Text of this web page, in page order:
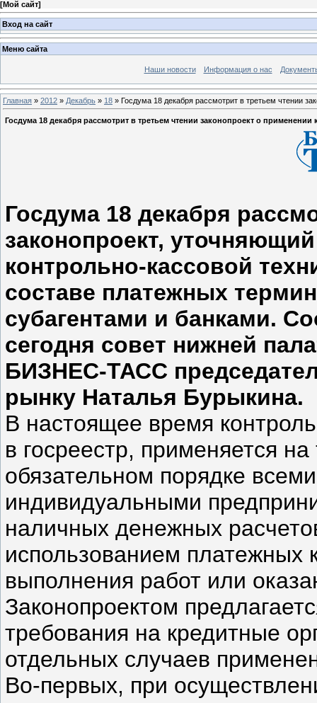
[Мой сайт]
Вход на сайт
Меню сайта
Наши новости Информация о нас
Главная » 2012 » Декабрь » 18 » Госдума 18 декабря рассмотрит в третьем чтении
Госдума 18 декабря рассмотрит в третьем чтении законопроект о
Госдума 18 декабря
законопроект,
контрольно-кассовой
составе платежных
субагентами и банками.
сегодня совет нижней
БИЗНЕС-ТАСС
рынку Наталья Бурыкина.
В настоящее время
в госреестр, применяется
обязательном порядке
индивидуальными
наличных денежных
использованием платежных
выполнения работ или
Законопроектом
требования на кредитные
отдельных случаев
Во-первых, при